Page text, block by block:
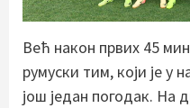
Већ након првих 45
румуски тим, који је у
још један погодак. На